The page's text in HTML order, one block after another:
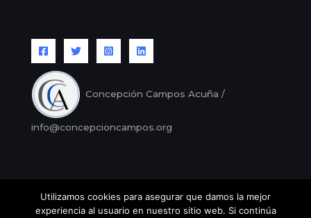
Concepción Campos Acuña /
info@concepcioncampos.org
Copyright © Concepción Campos |Aviso legal
Política
Utilizamos cookies para asegurar que damos la mejor
experiencia al usuario en nuestro sitio web. Si continúa